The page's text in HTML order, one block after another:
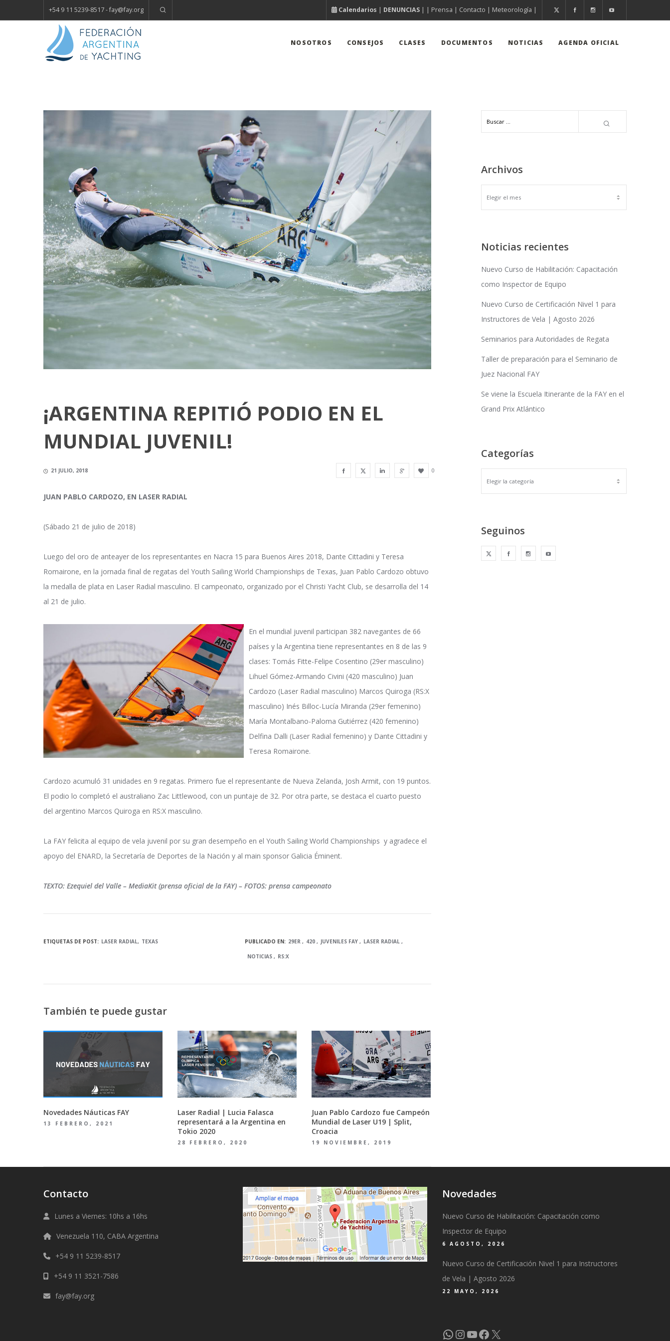
+54 9 11 5239-8517 - fay@fay.org Calendarios | DENUNCIAS | | Prensa | Contacto | Meteorología |
NOSOTROS CONSEJOS CLASES DOCUMENTOS NOTICIAS AGENDA OFICIAL
¡ARGENTINA REPITIÓ PODIO EN EL
MUNDIAL JUVENIL!
21 JULIO, 2018 0
JUAN PABLO CARDOZO, EN LASER RADIAL
(Sábado 21 de julio de 2018)
Luego del oro de anteayer de los representantes en Nacra 15 para Buenos Aires 2018, Dante Cittadini y Teresa
Romairone, en la jornada final de regatas del Youth Sailing World Championships de Texas, Juan Pablo Cardozo obtuvo
la medalla de plata en Laser Radial masculino. El campeonato, organizado por el Christi Yacht Club, se desarrolla del 14
al 21 de julio.
En el mundial juvenil participan 382 navegantes de 66
países y la Argentina tiene representantes en 8 de las 9
clases: Tomás Fitte-Felipe Cosentino (29er masculino)
Lihuel Gómez-Armando Civini (420 masculino) Juan
Cardozo (Laser Radial masculino) Marcos Quiroga (RS:X
masculino) Inés Billoc-Lucía Miranda (29er femenino)
María Montalbano-Paloma Gutiérrez (420 femenino)
Delfina Dalli (Laser Radial femenino) y Dante Cittadini y
Teresa Romairone.
Cardozo acumuló 31 unidades en 9 regatas. Primero fue el representante de Nueva Zelanda, Josh Armit, con 19 puntos.
El podio lo completó el australiano Zac Littlewood, con un puntaje de 32. Por otra parte, se destaca el cuarto puesto
del argentino Marcos Quiroga en RS:X masculino.
La FAY felicita al equipo de vela juvenil por su gran desempeño en el Youth Sailing World Championships y agradece el
apoyo del ENARD, la Secretaría de Deportes de la Nación y al main sponsor Galicia Éminent.
TEXTO: Ezequiel del Valle – MediaKit (prensa oficial de la FAY) – FOTOS: prensa campeonato
ETIQUETAS DE POST: LASER RADIAL TEXAS PUBLICADO EN: 29ER 420 JUVENILES FAY LASER RADIAL
NOTICIAS RS:X
También te puede gustar
Novedades Náuticas FAY
13 FEBRERO, 2021
Laser Radial | Lucia Falasca
representará a la Argentina en
Tokio 2020
28 FEBRERO, 2020
Juan Pablo Cardozo fue Campeón
Mundial de Laser U19 | Split,
Croacia
19 NOVIEMBRE, 2019
Archivos
ARCHIVOS
Noticias recientes
Nuevo Curso de Habilitación: Capacitación
como Inspector de Equipo
Nuevo Curso de Certificación Nivel 1 para
Instructores de Vela | Agosto 2026
Seminarios para Autoridades de Regata
Taller de preparación para el Seminario de
Juez Nacional FAY
Se viene la Escuela Itinerante de la FAY en el
Grand Prix Atlántico
Categorías
Seguinos
Contacto
Lunes a Viernes: 10hs a 16hs
Venezuela 110, CABA Argentina
+54 9 11 5239-8517
+54 9 11 3521-7586
fay@fay.org
Novedades
Nuevo Curso de Habilitación: Capacitación como
Inspector de Equipo
6 AGOSTO, 2026
Nuevo Curso de Certificación Nivel 1 para Instructores
de Vela | Agosto 2026
22 MAYO, 2026
WhatsApp
Instagram
YouTube
Facebook
X